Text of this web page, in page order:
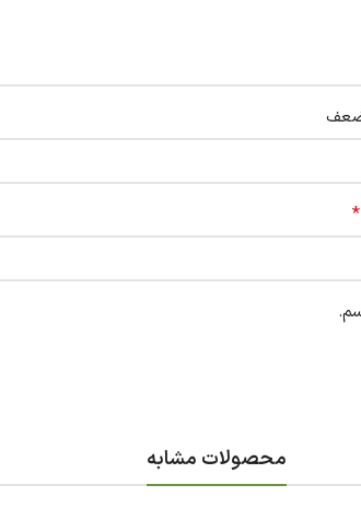
*
محصولات مشابه